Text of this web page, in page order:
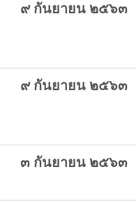
๙ กันยายน ๒๕๖๓
๙ กันยายน ๒๕๖๓
๓ กันยายน ๒๕๖๓